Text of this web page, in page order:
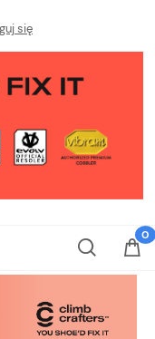
się